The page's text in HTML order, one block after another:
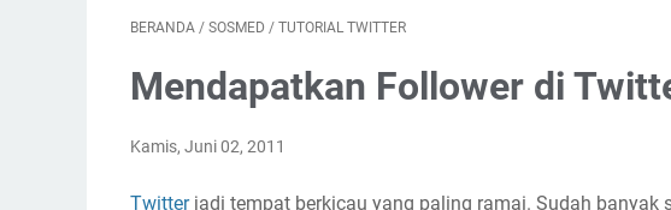
BERANDA / SOSMED / TUTORIAL TWITTER
Mendapatkan Follower di
Kamis, Juni 02, 2011
Twitterjadi tempat berkicau yang paling ramai. Sudah banyak